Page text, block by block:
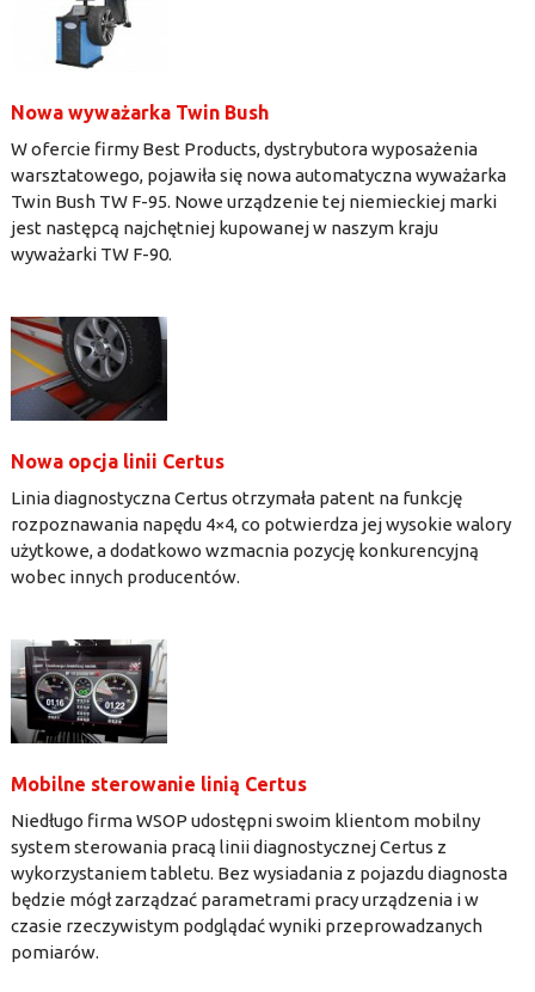
Nowa wyważarka Twin Bush
W ofercie firmy Best Products, dystrybutora wyposażenia
warsztatowego, pojawiła się nowa automatyczna wyważarka
Twin Bush TW F-95. Nowe urządzenie tej niemieckiej marki
jest następcą najchętniej kupowanej w naszym kraju
wyważarki TW F-90.
Nowa opcja linii Certus
Linia diagnostyczna Certus otrzymała patent na funkcję
rozpoznawania napędu 4×4, co potwierdza jej wysokie walory
użytkowe, a dodatkowo wzmacnia pozycję konkurencyjną
wobec innych producentów.
Mobilne sterowanie linią Certus
Niedługo firma WSOP udostępni swoim klientom mobilny
system sterowania pracą linii diagnostycznej Certus z
wykorzystaniem tabletu. Bez wysiadania z pojazdu diagnosta
będzie mógł zarządzać parametrami pracy urządzenia i w
czasie rzeczywistym podglądać wyniki przeprowadzanych
pomiarów.